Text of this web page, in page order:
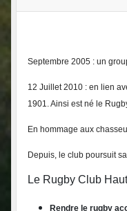
Septembre 2005 : un
12 Juillet 2010 : en lien
1901. Ainsi est né le
En hommage aux
Depuis, le club poursuit
Le Rugby Club
Rendre le rugby